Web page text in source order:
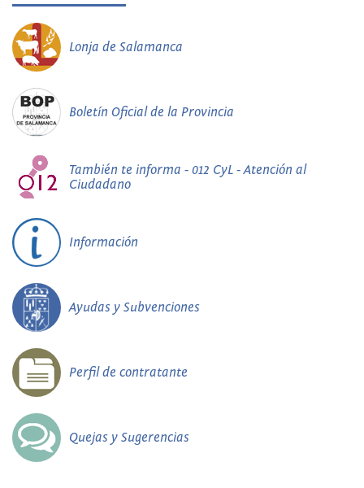
Lonja de Salamanca
Boletín Oficial de la Provincia
También te informa - 012 CyL - Atención al
Ciudadano
Información
Ayudas y Subvenciones
Perfil de contratante
Quejas y Sugerencias